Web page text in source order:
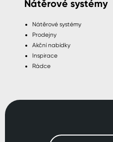
Nátěrové systémy
Nátěrové systémy
Prodejny
Akční nabídky
Inspirace
Rádce